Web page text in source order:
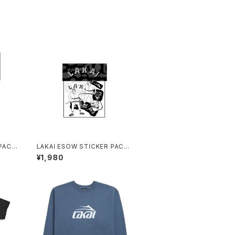
LAKAI ESOW STICKER PACK
ASSORTED
¥1,980